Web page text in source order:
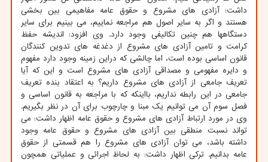
داشت: آزادی های مشروع و حقوق عامه مفاهیمی بین بخشی
هستند و اگر به سایر اصول هم مراجعه نماییم، می بینیم برای سایر
دستگاهها هم چنین تکالیفی وجود دارد. وی افزود: اندیشه حفظ
کرامت و تامین آزادی های مشروع از دغدغه های تدوین کنندگان
قانون اساسی بوده است، اما چالشی که دراین زمینه وجود دارد مفهوم
و دایره مفهومی و مصداقی آزادی های مشروع است و این که آیا
تعریف جامعی از آزادی های مشروع داریم؟ به اعتقاد بنده تعریف
جامعی در این رابطه نداریم، بااینکه که با مراجعه به قانون اساسی و
فصل سوم آن می توانیم یک مبنا و چارچوب برای آن در نظر بگیریم.
وی در مورد ارتباط آزادی های مشروع و حقوق عامه اظهار داشت: می
تواند نسبت منطقی بین آزادی های مشروع و حقوق عامه وجود
داشته باشد، می توان آزادی های مشروع را هم قسمتی از حقوق
عامه بدانیم. ترکی اظهار داشت: به لحاظ اجرائی و عملیاتی همچون